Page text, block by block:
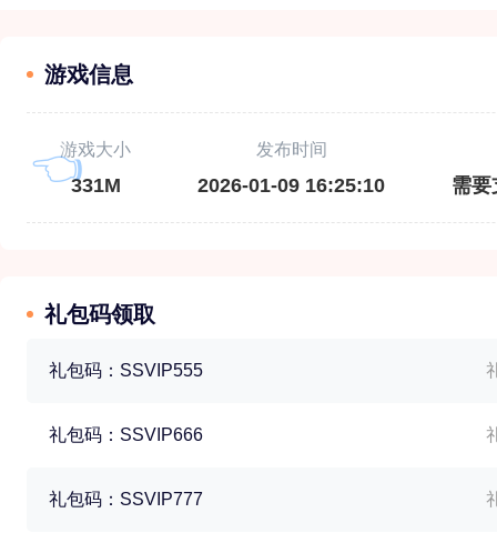
游戏信息
游戏大小
331M
发布时间
2026-01-09 16:25:10 需要
礼包码领取
礼包码：SSVIP555
礼包码：SSVIP666
礼包码：SSVIP777